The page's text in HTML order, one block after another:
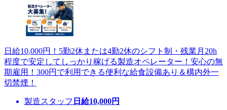
日給10,000円！5勤2休または4勤2休のシフト制・残業月20h
程度で安定してしっかり稼げる製造オペレーター！安心の無
期雇用！300円で利用できる便利な給食設備あり＆構内外一
切禁煙！
製造スタッフ 日給10,000円